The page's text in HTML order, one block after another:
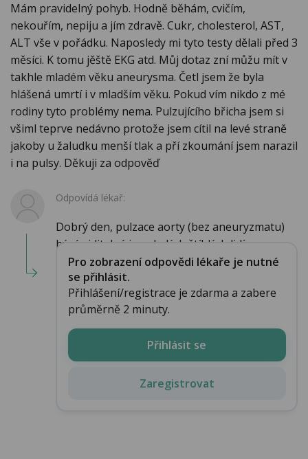
Mám pravidelný pohyb. Hodně běhám, cvičím,
nekouřím, nepiju a jím zdravě. Cukr, cholesterol, AST,
ALT vše v pořádku. Naposledy mi tyto testy dělali před 3
měsíci. K tomu jěště EKG atd. Můj dotaz zní můžu mít v
takhle mladém věku aneurysma. Četl jsem že byla
hlášená umrtí i v mladším věku. Pokud vím nikdo z mé
rodiny tyto problémy nema. Pulzujícího břicha jsem si
všiml teprve nedávno protože jsem cítil na levé straně
jakoby u žaludku menší tlak a pří zkoumání jsem narazil
i na pulsy. Děkuji za odpověď
Odpovídá lékař:
Dobrý den, pulzace aorty (bez aneuryzmatu)
bývá viditelná i u mladých štíhlých lidí....
Pro zobrazení odpovědi lékaře je nutné
se přihlásit.
Přihlášení/registrace je zdarma a zabere
průměrně 2 minuty.
Přihlásit se
Zaregistrovat